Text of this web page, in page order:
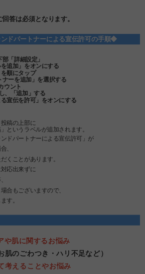
答は必須となります。
ドパートナーによる宣伝許可の手順◆
「詳細設定」
追加」をオンにする
順にタップ
ーを追加」を選択する
ウント
、「追加」する
宣伝を許可」をオンにする
稿の上部に
というラベルが追加されます。
ンドパートナーによる宣伝許可」が
、
くことがあります。
応出来ずに
合もございますので、
す。
や肌に関するお悩み
のごわつき・ハリ不足など）
考えることやお悩み